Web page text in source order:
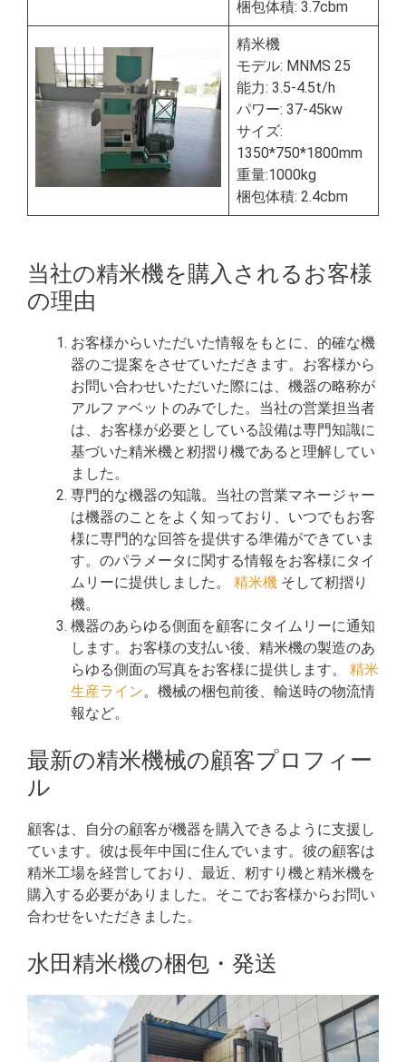
梱包体積: 3.7cbm
精米機
モデル: MNMS 25
能力: 3.5-4.5t/h
パワー: 37-45kw
サイズ:
1350*750*1800mm
重量:1000kg
梱包体積: 2.4cbm
当社の精米機を購入されるお客様
の理由
お客様からいただいた情報をもとに、的確な機
器のご提案をさせていただきます。お客様から
お問い合わせいただいた際には、機器の略称が
アルファベットのみでした。当社の営業担当者
は、お客様が必要としている設備は専門知識に
基づいた精米機と籾摺り機であると理解してい
ました。
専門的な機器の知識。当社の営業マネージャー
は機器のことをよく知っており、いつでもお客
様に専門的な回答を提供する準備ができていま
す。のパラメータに関する情報をお客様にタイ
ムリーに提供しました。 精米機 そして籾摺り
機。
機器のあらゆる側面を顧客にタイムリーに通知
します。お客様の支払い後、精米機の製造のあ
らゆる側面の写真をお客様に提供します。 精米
生産ライン。機械の梱包前後、輸送時の物流情
報など。
最新の精米機械の顧客プロフィー
ル
顧客は、自分の顧客が機器を購入できるように支援し
ています。彼は長年中国に住んでいます。彼の顧客は
精米工場を経営しており、最近、籾すり機と精米機を
購入する必要がありました。そこでお客様からお問い
合わせをいただきました。
水田精米機の梱包・発送